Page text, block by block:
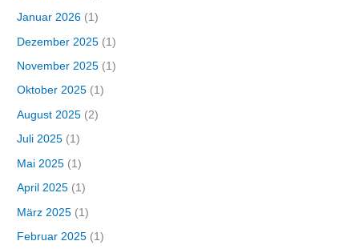
Januar 2026 (1)
Dezember 2025 (1)
November 2025 (1)
Oktober 2025 (1)
August 2025 (2)
Juli 2025 (1)
Mai 2025 (1)
April 2025 (1)
März 2025 (1)
Februar 2025 (1)